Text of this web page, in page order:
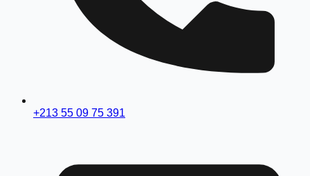
+213 55 09 75 391